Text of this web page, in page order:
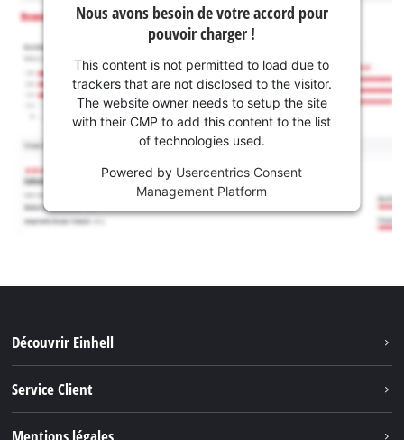
Nous avons besoin de votre accord pour
pouvoir charger !
This content is not permitted to load due to
trackers that are not disclosed to the visitor.
The website owner needs to setup the site
with their CMP to add this content to the list
of technologies used.
Powered by Usercentrics Consent
Management Platform
Découvrir Einhell
Outils de Bricolage
Service Client
Mentions légales